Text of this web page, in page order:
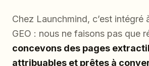
Chez Launchmind, c’est intégré
GEO : nous ne faisons pas que
concevons des pages
attribuables et prêtes à